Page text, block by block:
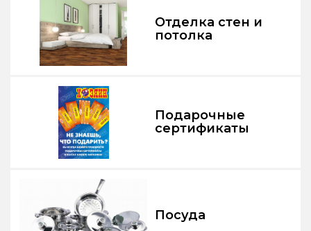
Отделка стен и
потолка
Подарочные
сертификаты
Посуда